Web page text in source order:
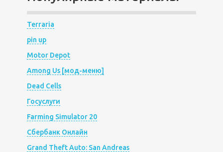
Terraria
pin up
Motor Depot
Among Us [мод-меню]
Dead Cells
Госуслуги
Farming Simulator 20
Сбербанк Онлайн
Grand Theft Auto: San Andreas